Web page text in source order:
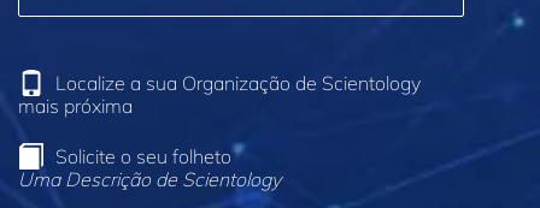
Localize a sua Organização de Scientology
mais próxima
Solicite o seu folheto
Uma Descrição de Scientology